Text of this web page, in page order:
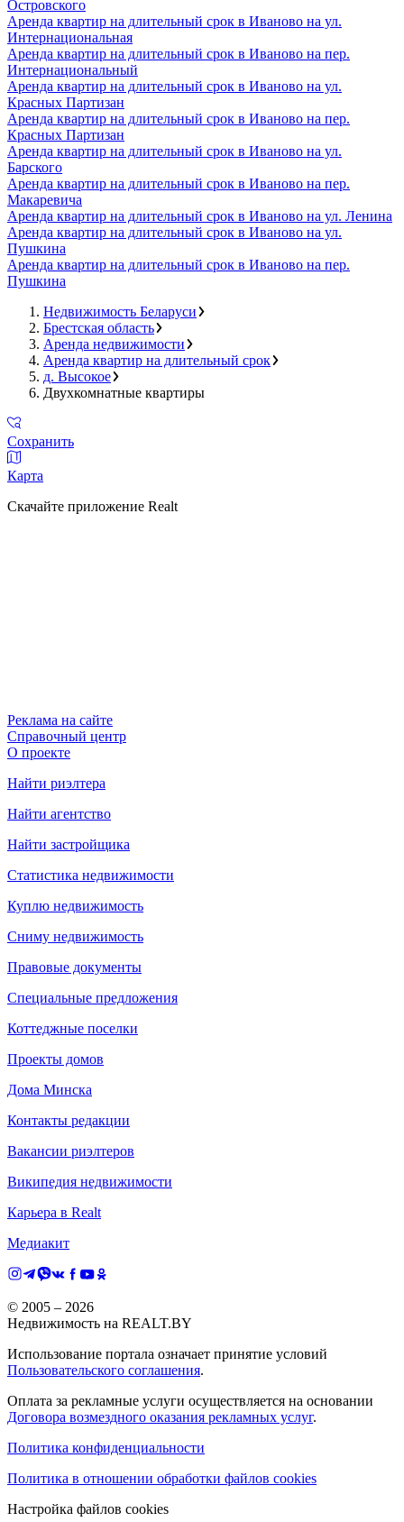
Островского
Аренда квартир на длительный срок в Иваново на ул.
Интернациональная
Аренда квартир на длительный срок в Иваново на пер.
Интернациональный
Аренда квартир на длительный срок в Иваново на ул.
Красных Партизан
Аренда квартир на длительный срок в Иваново на пер.
Красных Партизан
Аренда квартир на длительный срок в Иваново на ул.
Барского
Аренда квартир на длительный срок в Иваново на пер.
Макаревича
Аренда квартир на длительный срок в Иваново на ул. Ленина
Аренда квартир на длительный срок в Иваново на ул.
Пушкина
Аренда квартир на длительный срок в Иваново на пер.
Пушкина
Недвижимость Беларуси
Брестская область
Аренда недвижимости
Аренда квартир на длительный срок
д. Высокое
Двухкомнатные квартиры
Сохранить
Карта
Скачайте приложение Realt
Реклама на сайте
Справочный центр
О проекте
Найти риэлтера
Найти агентство
Найти застройщика
Статистика недвижимости
Куплю недвижимость
Сниму недвижимость
Правовые документы
Специальные предложения
Коттеджные поселки
Проекты домов
Дома Минска
Контакты редакции
Вакансии риэлтеров
Википедия недвижимости
Карьера в Realt
Медиакит
© 2005 – 2026
Недвижимость на REALT.BY
Использование портала означает принятие условий
Пользовательского соглашения.
Оплата за рекламные услуги осуществляется на основании
Договора возмездного оказания рекламных услуг.
Политика конфиденциальности
Политика в отношении обработки файлов cookies
Настройка файлов cookies